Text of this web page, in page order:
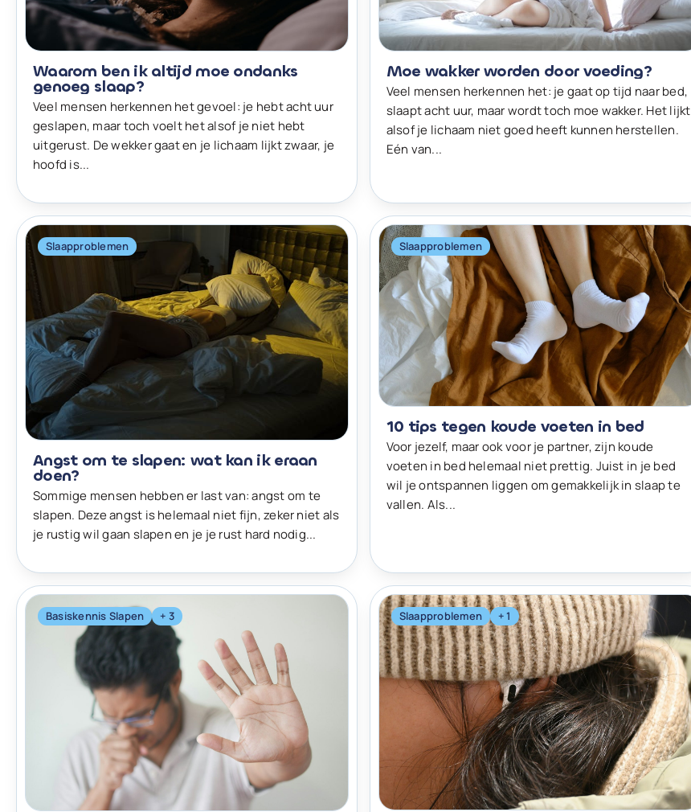
Waarom ben ik altijd moe ondanks
genoeg slaap?
Veel mensen herkennen het gevoel: je hebt acht uur
geslapen, maar toch voelt het alsof je niet hebt
uitgerust. De wekker gaat en je lichaam lijkt zwaar, je
hoofd is...
Moe wakker worden door voeding?
Veel mensen herkennen het: je gaat op tijd naar bed,
slaapt acht uur, maar wordt toch moe wakker. Het lijkt
alsof je lichaam niet goed heeft kunnen herstellen.
Eén van...
Slaapproblemen
Angst om te slapen: wat kan ik eraan
doen?
Sommige mensen hebben er last van: angst om te
slapen. Deze angst is helemaal niet fijn, zeker niet als
je rustig wil gaan slapen en je je rust hard nodig...
Slaapproblemen
10 tips tegen koude voeten in bed
Voor jezelf, maar ook voor je partner, zijn koude
voeten in bed helemaal niet prettig. Juist in je bed
wil je ontspannen liggen om gemakkelijk in slaap te
vallen. Als...
Basiskennis Slapen + 3 Slaapproblemen + 1